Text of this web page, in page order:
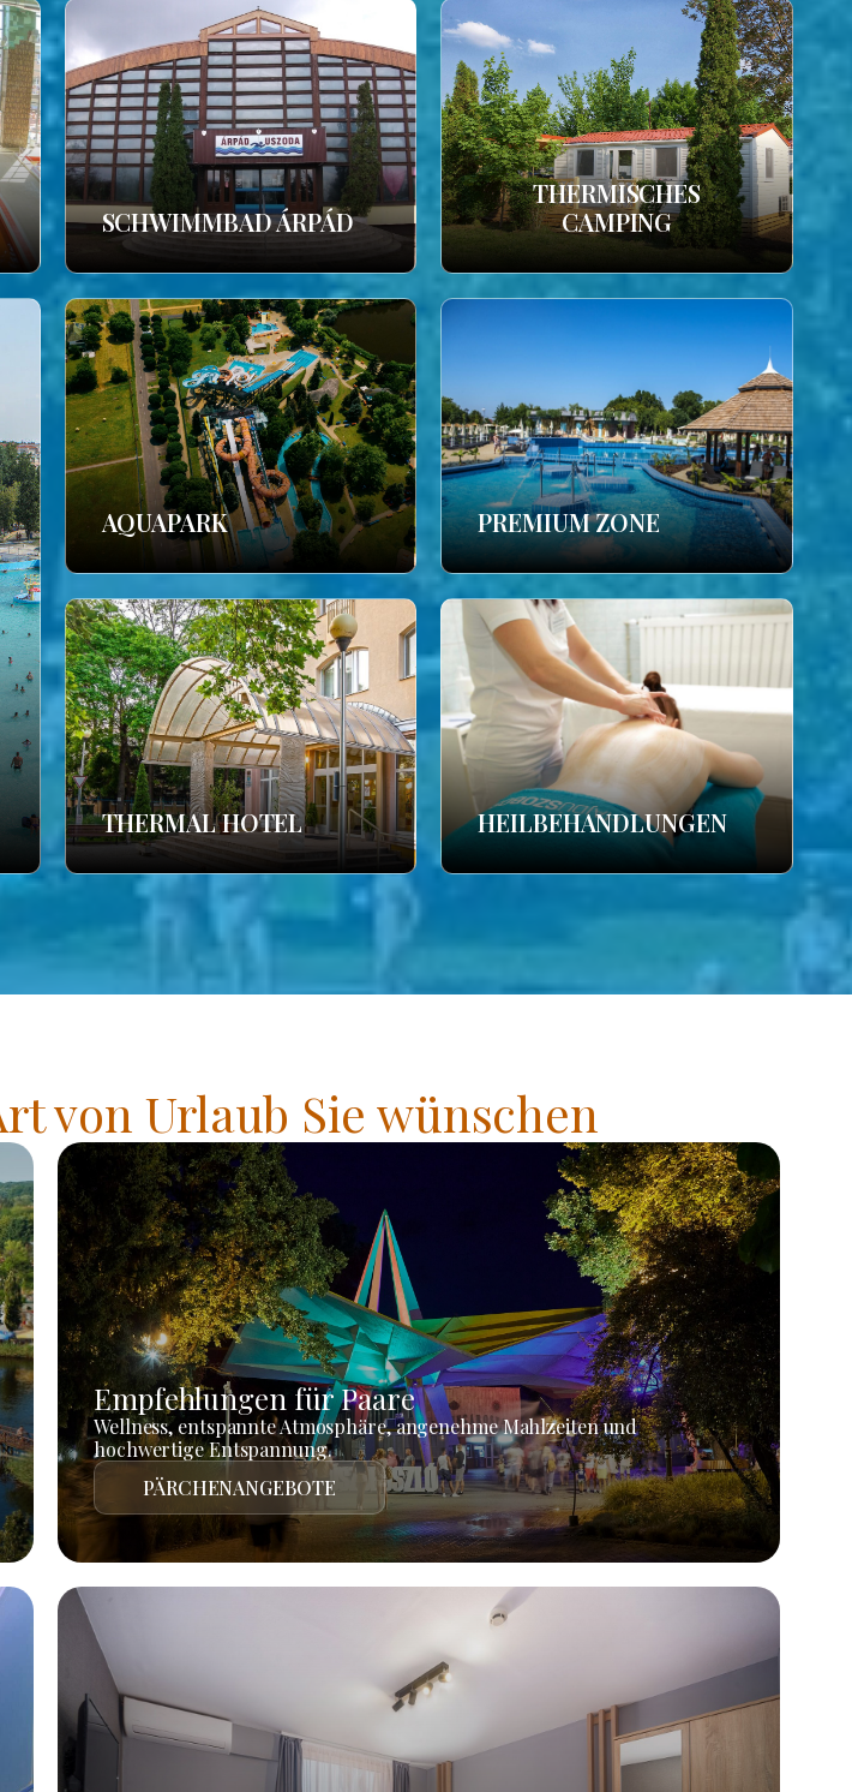
SCHWIMMBAD ÁRPÁD
THERMISCHES
CAMPING
AQUAPARK PREMIUM ZONE
THERMAL HOTEL HEILBEHANDLUNGEN
von Urlaub Sie wünschen
Empfehlungen für Paare
Wellness, entspannte Atmosphäre, angenehme Mahlzeiten und
hochwertige Entspannung.
PÄRCHENANGEBOTE